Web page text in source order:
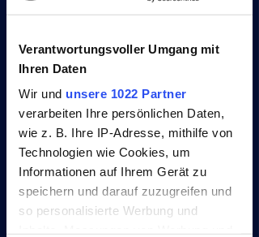
Verantwortungsvoller Umgang mit
Ihren Daten
Wir und unsere 1022 Partner
verarbeiten Ihre persönlichen Daten,
wie z. B. Ihre IP-Adresse, mithilfe von
Technologien wie Cookies, um
Informationen auf Ihrem Gerät zu
speichern und darauf zuzugreifen und
so personalisierte Werbung und
PARTICIPANT BAND:
A bracelet as a reminder
to the event
THANK YOU CARD:
We say thank you!
10x10 STICKERS: